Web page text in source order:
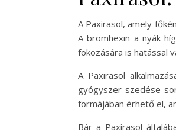
A Paxirasol, amely
A bromhexin a nyák
fokozására is hatással
A Paxirasol
gyógyszer szedése
formájában érhető el,
Bár a Paxirasol